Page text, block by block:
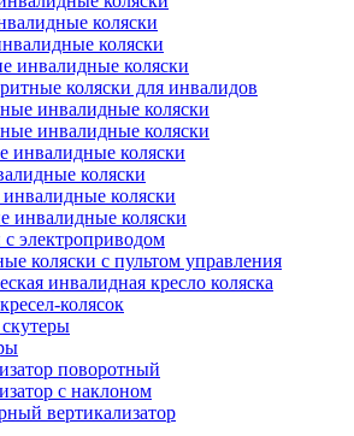
коляски
коляски
инвалидные коляски
коляски для инвалидов
инвалидные коляски
инвалидные коляски
инвалидные коляски
коляски
коляски
инвалидные коляски
с электроприводом
коляски с пультом управления
инвалидная кресло коляска
колясок
поворотный
с наклоном
вертикализатор